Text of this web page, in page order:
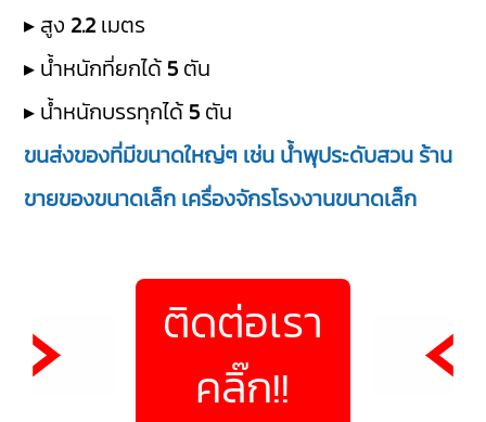
▸ สูง 2.2 เมตร
▸ น้ำหนักที่ยกได้ 5 ตัน
▸ น้ำหนักบรรทุกได้ 5 ตัน
ขนส่งของที่มีขนาดใหญ่ๆ เช่น น้ำพุประดับสวน ร้าน
ขายของขนาดเล็ก เครื่องจักรโรงงานขนาดเล็ก
ติดต่อเรา
คลิ๊ก!!